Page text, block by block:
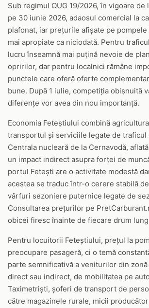
Sub regimul OUG 19/2026, în vigoare de
pe 30 iunie 2026, adaosul comercial la
plafonat, iar prețurile afișate pe
mai apropiate ca niciodată. Pentru
lucru înseamnă mai puțină nevoie de
opririlor, dar pentru localnici rămâne
punctele care oferă oferte
bune. După 1 iulie, competiția obișnuită
diferențe vor avea din nou importanță.
Economia Feteștiului combină
transportul și serviciile legate de traficul
Centrala nucleară de la Cernavodă,
un impact indirect asupra forței de
portul Fetești are o activitate modestă
acestea se traduc într-o cerere stabilă
vârfuri sezoniere puternice legate de
Consultarea prețurilor pe
obicei firesc înainte de fiecare drum
Pentru locuitorii Feteștiului, prețul la
preocupare pasageră, ci o temă
parte semnificativă a veniturilor din zonă
direct sau indirect, de mobilitatea pe
Taximetriști, șoferi de transport de
către magazinele rurale, micii